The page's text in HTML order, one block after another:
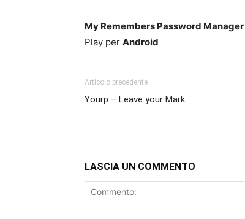
My Remembers Password Manager
Play per Android
Articolo precedente
Yourp – Leave your Mark
LASCIA UN COMMENTO